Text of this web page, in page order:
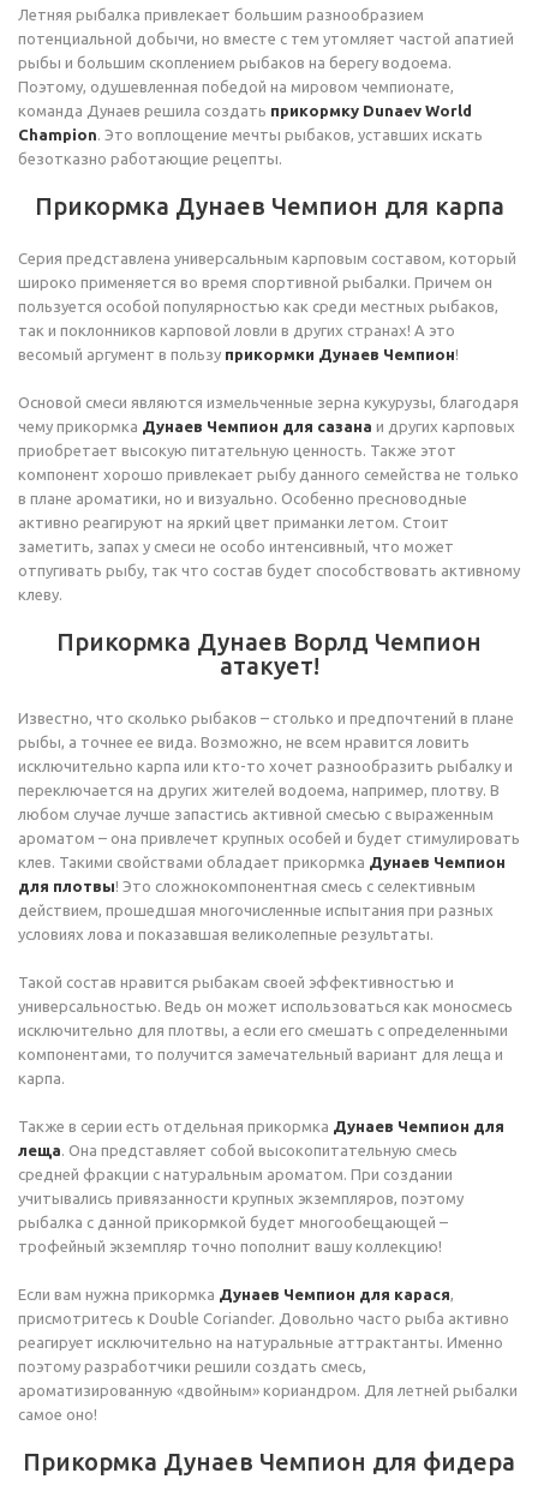
Летняя рыбалка привлекает большим разнообразием
потенциальной добычи, но вместе с тем утомляет частой апатией
рыбы и большим скоплением рыбаков на берегу водоема.
Поэтому, одушевленная победой на мировом чемпионате,
команда Дунаев решила создать прикормку Dunaev World
Champion. Это воплощение мечты рыбаков, уставших искать
безотказно работающие рецепты.
Прикормка Дунаев Чемпион для карпа
Серия представлена универсальным карповым составом, который
широко применяется во время спортивной рыбалки. Причем он
пользуется особой популярностью как среди местных рыбаков,
так и поклонников карповой ловли в других странах! А это
весомый аргумент в пользу прикормки Дунаев Чемпион!
Основой смеси являются измельченные зерна кукурузы, благодаря
чему прикормка Дунаев Чемпион для сазана и других карповых
приобретает высокую питательную ценность. Также этот
компонент хорошо привлекает рыбу данного семейства не только
в плане ароматики, но и визуально. Особенно пресноводные
активно реагируют на яркий цвет приманки летом. Стоит
заметить, запах у смеси не особо интенсивный, что может
отпугивать рыбу, так что состав будет способствовать активному
клеву.
Прикормка Дунаев Ворлд Чемпион
атакует!
Известно, что сколько рыбаков – столько и предпочтений в плане
рыбы, а точнее ее вида. Возможно, не всем нравится ловить
исключительно карпа или кто-то хочет разнообразить рыбалку и
переключается на других жителей водоема, например, плотву. В
любом случае лучше запастись активной смесью с выраженным
ароматом – она привлечет крупных особей и будет стимулировать
клев. Такими свойствами обладает прикормка Дунаев Чемпион
для плотвы! Это сложнокомпонентная смесь с селективным
действием, прошедшая многочисленные испытания при разных
условиях лова и показавшая великолепные результаты.
Такой состав нравится рыбакам своей эффективностью и
универсальностью. Ведь он может использоваться как моносмесь
исключительно для плотвы, а если его смешать с определенными
компонентами, то получится замечательный вариант для леща и
карпа.
Также в серии есть отдельная прикормка Дунаев Чемпион для
леща. Она представляет собой высокопитательную смесь
средней фракции с натуральным ароматом. При создании
учитывались привязанности крупных экземпляров, поэтому
рыбалка с данной прикормкой будет многообещающей –
трофейный экземпляр точно пополнит вашу коллекцию!
Если вам нужна прикормка Дунаев Чемпион для карася,
присмотритесь к Double Coriander. Довольно часто рыба активно
реагирует исключительно на натуральные аттрактанты. Именно
поэтому разработчики решили создать смесь,
ароматизированную «двойным» кориандром. Для летней рыбалки
самое оно!
Прикормка Дунаев Чемпион для фидера